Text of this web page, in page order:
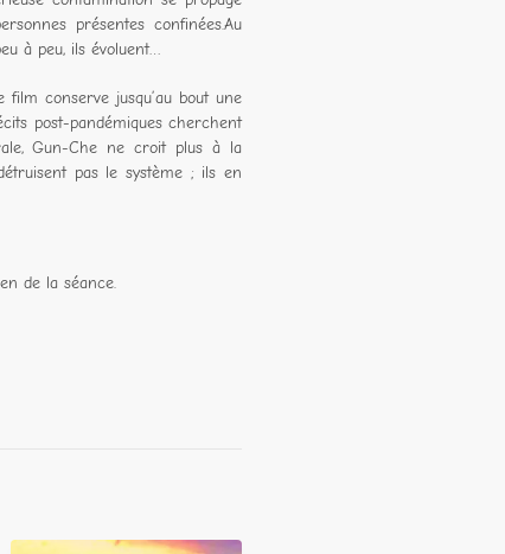
présentes confinées.Au
à peu, ils évoluent…
film conserve jusqu’au bout une
post-pandémiques cherchent
Gun-Che ne croit plus à la
pas le système ; ils en
de la séance.